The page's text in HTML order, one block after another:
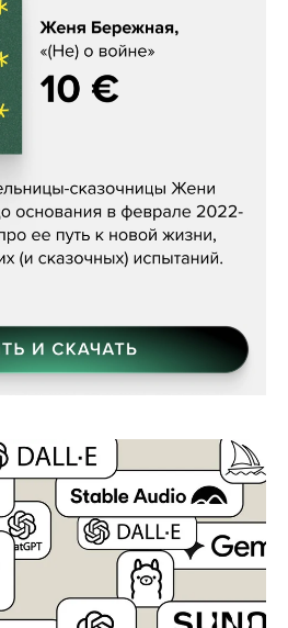
«(Не) о войне»